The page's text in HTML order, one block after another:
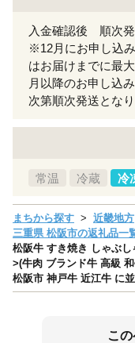
入金確認後 順次
※12月にお申し込
はお届けまでに最
月以降のお申し込
次第順次発送となり
常温 冷蔵 冷
まちから探す 近畿地方
三重県 松阪市の返礼品一
松阪牛 すき焼き しゃぶ
>(牛肉 ブランド牛 高級
松阪市 神戸牛 近江牛 に
こ